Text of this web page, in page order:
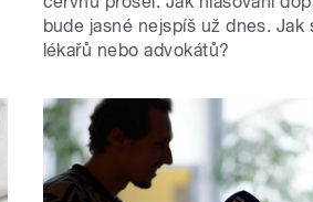
bude jasné nejspíš už dnes. Jak
lékařů nebo advokátů?